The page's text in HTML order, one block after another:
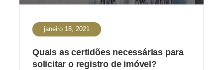
janeiro 18, 2021
Quais as certidões necessárias para
solicitar o registro de imóvel?